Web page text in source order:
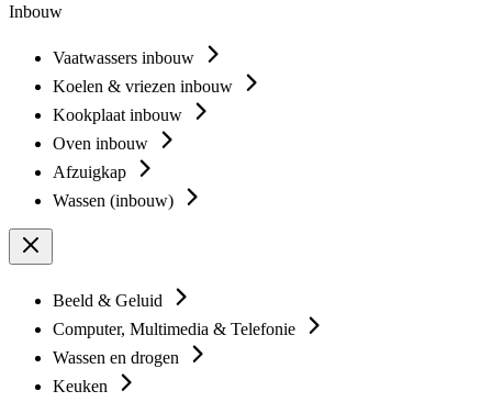
Inbouw
Vaatwassers inbouw
Koelen & vriezen inbouw
Kookplaat inbouw
Oven inbouw
Afzuigkap
Wassen (inbouw)
Beeld & Geluid
Computer, Multimedia & Telefonie
Wassen en drogen
Keuken